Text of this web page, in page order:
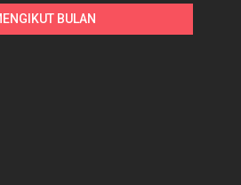
BULAN